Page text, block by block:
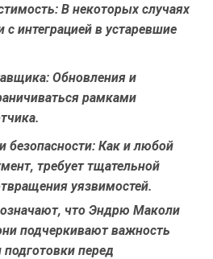
В некоторых случаях
интеграцией в устаревшие
Обновления и
рамками
безопасности: Как и любой
требует тщательной
уязвимостей.
означают, что Эндрю Маколи
подчеркивают важность
перед